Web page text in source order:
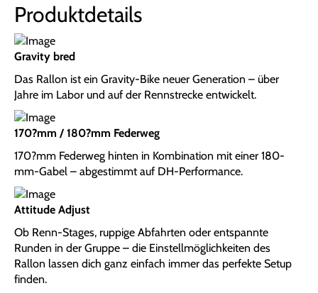
Produktdetails
Gravity bred
Das Rallon ist ein Gravity-Bike neuer Generation – über
Jahre im Labor und auf der Rennstrecke entwickelt.
170?mm / 180?mm Federweg
170?mm Federweg hinten in Kombination mit einer 180-
mm-Gabel – abgestimmt auf DH-Performance.
Attitude Adjust
Ob Renn-Stages, ruppige Abfahrten oder entspannte
Runden in der Gruppe – die Einstellmöglichkeiten des
Rallon lassen dich ganz einfach immer das perfekte Setup
finden.